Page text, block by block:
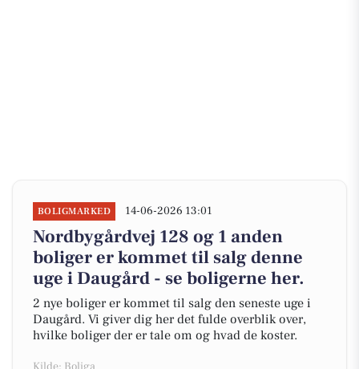
BOLIGMARKED 14-06-2026 13:01
Nordbygårdvej 128 og 1 anden
boliger er kommet til salg denne
uge i Daugård - se boligerne her.
2 nye boliger er kommet til salg den seneste uge i
Daugård. Vi giver dig her det fulde overblik over,
hvilke boliger der er tale om og hvad de koster.